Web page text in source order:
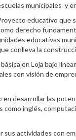
municipales y
educativo que
derecho
educativas
conlleva la
en Loja bajo
con visión de
desarrollar las
inglés,
sus actividades con